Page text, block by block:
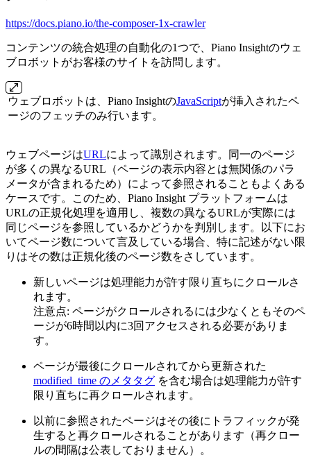
https://docs.piano.io/the-composer-1x-crawler
コンテンツの統合処理の自動化の1つで、Piano Insightのウェ
ブロボットがお客様のサイトを訪問します。
ウェブロボットは、Piano InsightのJavaScriptが挿入されたペ
ージのフェッチのみ行います。
ウェブページはURLによって識別されます。同一のページ
が多くの異なるURL（ページの表示内容とは無関係のパラ
メータが含まれるため）によって参照されることもよくある
ケースです。このため、Piano Insight プラットフォームは
URLの正規化処理を適用し、複数の異なるURLが実際には
同じページを参照しているかどうかを判別します。以下にお
いてページ数について言及している場合、特に記述がない限
りはその数は正規化後のページ数をさしています。
新しいページは処理能力が許す限り直ちにクロールさ
れます。
注意点: ページがクロールされるには少なくともそのペ
ージが6時間以内に3回アクセスされる必要がありま
す。
ページが最後にクロールされてから更新された
modified_time のメタタグ を含む場合は処理能力が許す
限り直ちに再クロールされます。
以前に参照されたページはその後にトラフィックが発
生すると再クロールされることがあります（再クロー
ルの間隔は公表しておりません）。